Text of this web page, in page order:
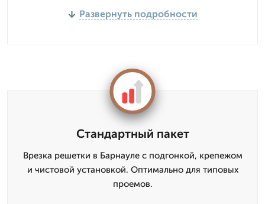
Развернуть подробности
Стандартный пакет
Врезка решетки в Барнауле с подгонкой, крепежом
и чистовой установкой. Оптимально для типовых
проемов.